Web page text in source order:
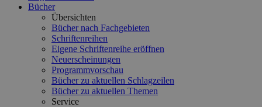
Bücher
Übersichten
Bücher nach Fachgebieten
Schriftenreihen
Eigene Schriftenreihe eröffnen
Neuerscheinungen
Programmvorschau
Bücher zu aktuellen Schlagzeilen
Bücher zu aktuellen Themen
Service